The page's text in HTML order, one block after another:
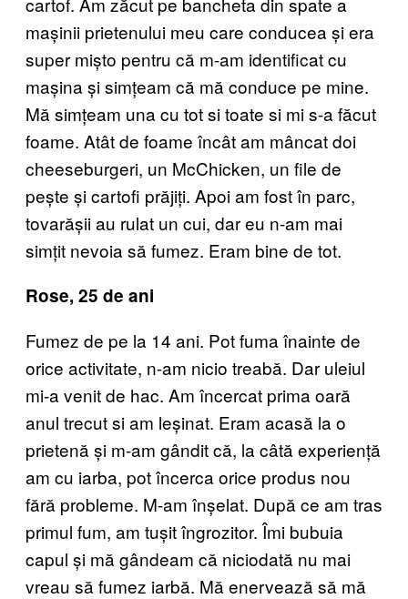
mașinii prietenului meu care conducea și era
super mișto pentru că m-am identificat cu
mașina și simțeam că mă conduce pe mine.
Mă simțeam una cu tot si toate si mi s-a făcut
foame. Atât de foame încât am mâncat doi
cheeseburgeri, un McChicken, un file de
pește și cartofi prăjiți. Apoi am fost în parc,
tovarășii au rulat un cui, dar eu n-am mai
simțit nevoia să fumez. Eram bine de tot.
Rose, 25 de ani
Fumez de pe la 14 ani. Pot fuma înainte de
orice activitate, n-am nicio treabă. Dar uleiul
mi-a venit de hac. Am încercat prima oară
anul trecut si am leșinat. Eram acasă la o
prietenă și m-am gândit că, la câtă experiență
am cu iarba, pot încerca orice produs nou
fără probleme. M-am înșelat. După ce am tras
primul fum, am tușit îngrozitor. Îmi bubuia
capul și mă gândeam că niciodată nu mai
vreau să fumez iarbă. Mă enervează să mă